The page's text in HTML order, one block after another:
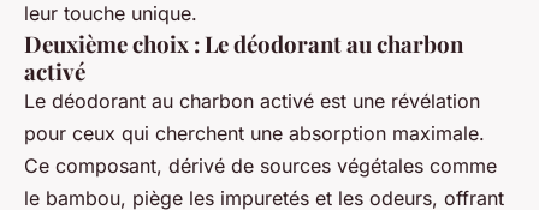
leur touche unique.
Deuxième choix : Le déodorant au charbon
activé
Le déodorant au charbon activé est une révélation
pour ceux qui cherchent une absorption maximale.
Ce composant, dérivé de sources végétales comme
le bambou, piège les impuretés et les odeurs, offrant